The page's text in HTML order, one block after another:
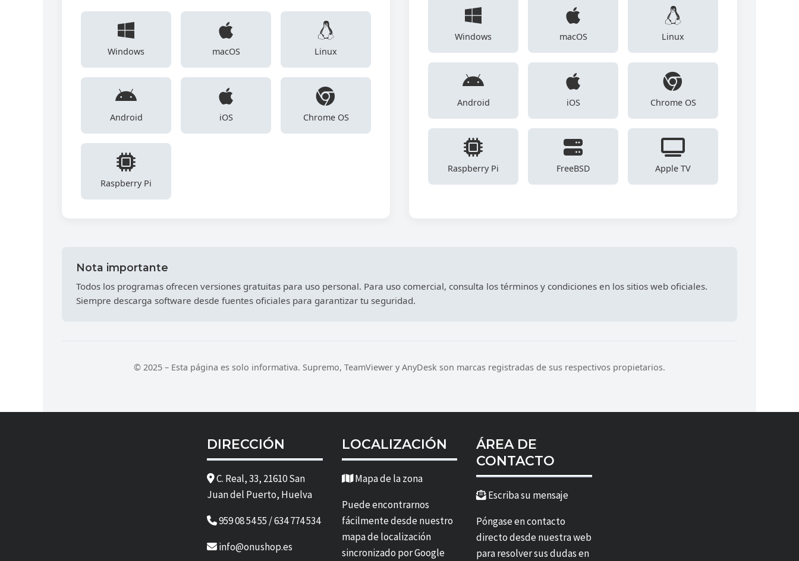
Windows macOS Linux
Android iOS Chrome OS
Raspberry Pi
Windows macOS Linux
Android iOS Chrome OS
Raspberry Pi FreeBSD Apple TV
Nota importante
Todos los programas ofrecen versiones gratuitas para uso personal. Para uso comercial, consulta los términos y condiciones en los sitios web oficiales.
Siempre descarga software desde fuentes oficiales para garantizar tu seguridad.
© 2025 – Esta página es solo informativa. Supremo, TeamViewer y AnyDesk son marcas registradas de sus respectivos propietarios.
DIRECCIÓN
C. Real, 33, 21610 San
Juan del Puerto, Huelva
959 08 54 55 / 634 774 534
info@onushop.es
LOCALIZACIÓN
Mapa de la zona
Puede encontrarnos
fácilmente desde nuestro
mapa de localización
sincronizado por Google
ÁREA DE
CONTACTO
Escriba su mensaje
Póngase en contacto
directo desde nuestra web
para resolver sus dudas en